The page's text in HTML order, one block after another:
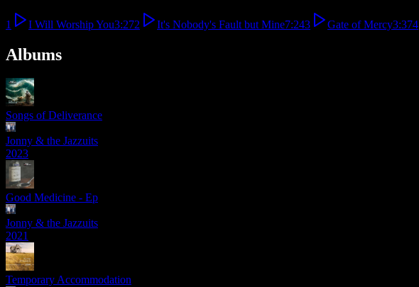
1 I Will Worship You3:272 It's Nobody's Fault but Mine7:243 Gate of Mercy3:374
Albums
Songs of Deliverance
Jonny & the Jazzuits
2023
Good Medicine - Ep
Jonny & the Jazzuits
2021
Temporary Accommodation